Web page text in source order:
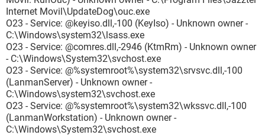
Internet Movil\UpdateDog\ouc.exe
O23 - Service: @keyiso.dll,-100 (KeyIso) - Unknown owner -
C:\Windows\system32\lsass.exe
O23 - Service: @comres.dll,-2946 (KtmRm) - Unknown owner
- C:\Windows\System32\svchost.exe
O23 - Service: @%systemroot%\system32\srvsvc.dll,-100
(LanmanServer) - Unknown owner -
C:\Windows\system32\svchost.exe
O23 - Service: @%systemroot%\system32\wkssvc.dll,-100
(LanmanWorkstation) - Unknown owner -
C:\Windows\System32\svchost.exe